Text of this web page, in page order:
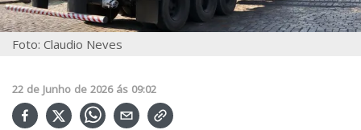
Foto: Claudio Neves
22 de Junho de 2026 ás 09:02